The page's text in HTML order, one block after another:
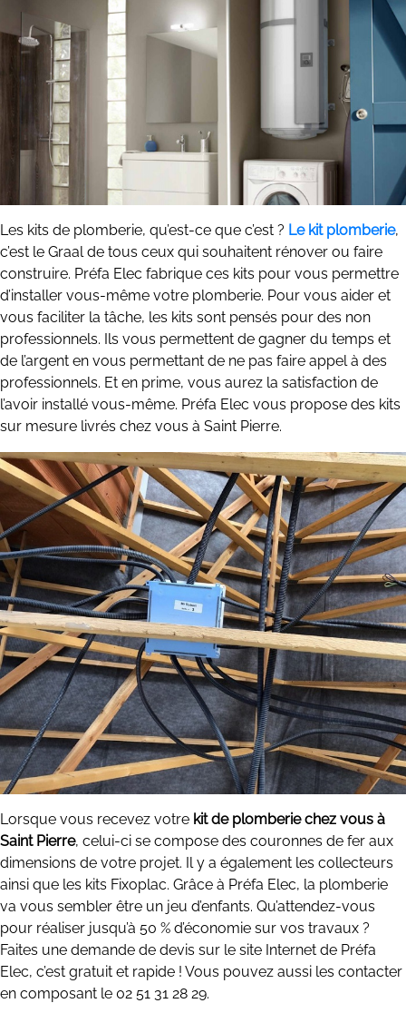
Les kits de plomberie, qu’est-ce que c’est ? Le kit plomberie,
c’est le Graal de tous ceux qui souhaitent rénover ou faire
construire. Préfa Elec fabrique ces kits pour vous permettre
d’installer vous-même votre plomberie. Pour vous aider et
vous faciliter la tâche, les kits sont pensés pour des non
professionnels. Ils vous permettent de gagner du temps et
de l’argent en vous permettant de ne pas faire appel à des
professionnels. Et en prime, vous aurez la satisfaction de
l’avoir installé vous-même. Préfa Elec vous propose des kits
sur mesure livrés chez vous à Saint Pierre.
Lorsque vous recevez votre kit de plomberie chez vous à
Saint Pierre, celui-ci se compose des couronnes de fer aux
dimensions de votre projet. Il y a également les collecteurs
ainsi que les kits Fixoplac. Grâce à Préfa Elec, la plomberie
va vous sembler être un jeu d’enfants. Qu’attendez-vous
pour réaliser jusqu’à 50 % d’économie sur vos travaux ?
Faites une demande de devis sur le site Internet de Préfa
Elec, c’est gratuit et rapide ! Vous pouvez aussi les contacter
en composant le 02 51 31 28 29.